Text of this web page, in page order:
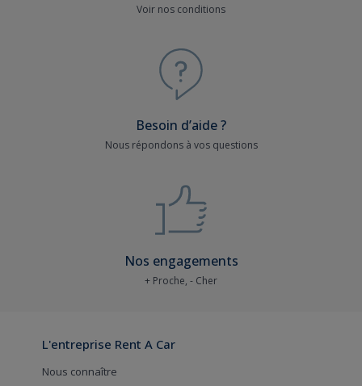
Voir nos conditions
Besoin d’aide ?
Nous répondons à vos questions
Nos engagements
+ Proche, - Cher
L'entreprise Rent A Car
Nous connaître